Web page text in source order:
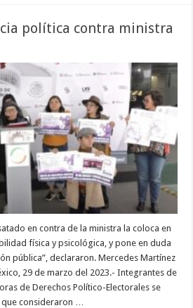
política contra ministra
en contra de la ministra la coloca en
física y psicológica, y pone en duda
pública”, declararon. Mercedes Martínez
29 de marzo del 2023.- Integrantes de
de Derechos Político-Electorales se
consideraron …